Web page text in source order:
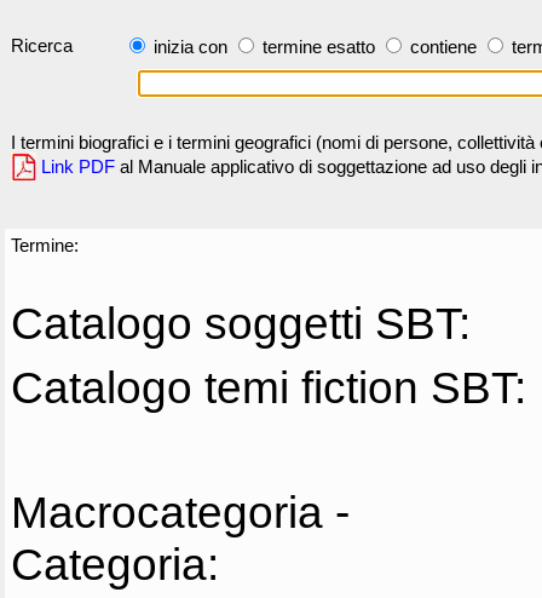
Ricerca inizia con termine esatto contiene
I termini biografici e i termini geografici (nomi di persone,
Link PDF al Manuale applicativo di soggettazione ad uso degli
Termine:
Catalogo soggetti SBT:
Catalogo temi fiction SBT:
Macrocategoria -
Categoria: